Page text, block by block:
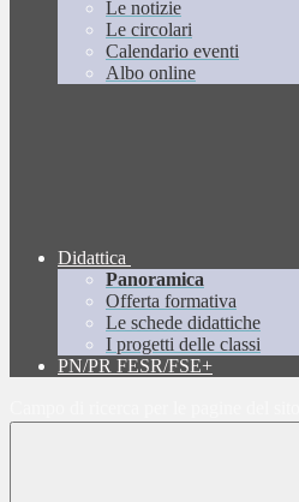
Le notizie
Le circolari
Calendario eventi
Albo online
Didattica
Panoramica
Offerta formativa
Le schede didattiche
I progetti delle classi
PN/PR FESR/FSE+